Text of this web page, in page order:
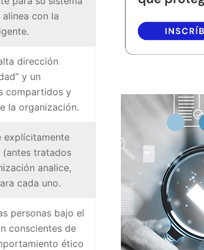
con la
dirección
y un
compartidos y
la organización.
explícitamente
tratados
analice,
cada uno.
personas bajo el
conscientes de
ético